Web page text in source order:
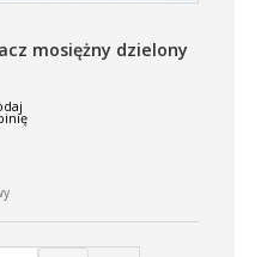
mosiężny dzielony